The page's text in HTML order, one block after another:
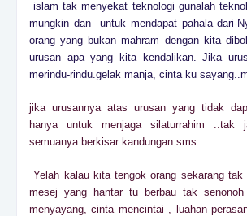
islam tak menyekat teknologi gunalah
mungkin dan untuk mendapat pahala dari-
orang yang bukan mahram dengan kita
urusan apa yang kita kendalikan. Jika
merindu-rindu.gelak manja, cinta ku
jika urusannya atas urusan yang tidak
hanya untuk menjaga silaturrahim ..tak
semuanya berkisar kandungan sms.
Yelah kalau kita tengok orang sekarang
mesej yang hantar tu berbau tak
menyayang, cinta mencintai , luahan